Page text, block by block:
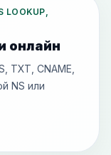
онлайн
TXT, CNAME,
NS или